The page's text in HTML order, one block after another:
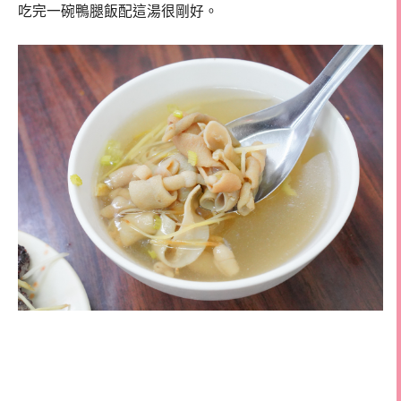
吃完一碗鴨腿飯配這湯很剛好。